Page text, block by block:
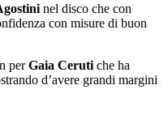
nel disco che con
con misure di buon
perGaia Ceruti che ha
d’avere grandi margini